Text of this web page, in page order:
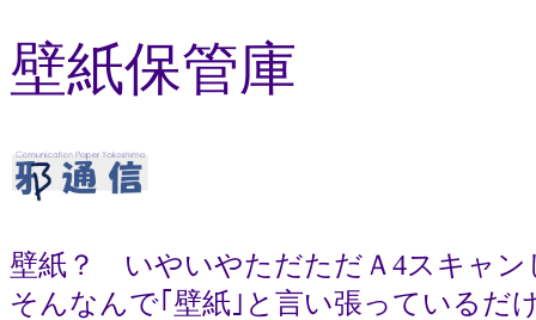
壁紙保管庫
壁紙？ いやいやただただＡ4スキャン
そんなんで｢壁紙｣と言い張っているだ